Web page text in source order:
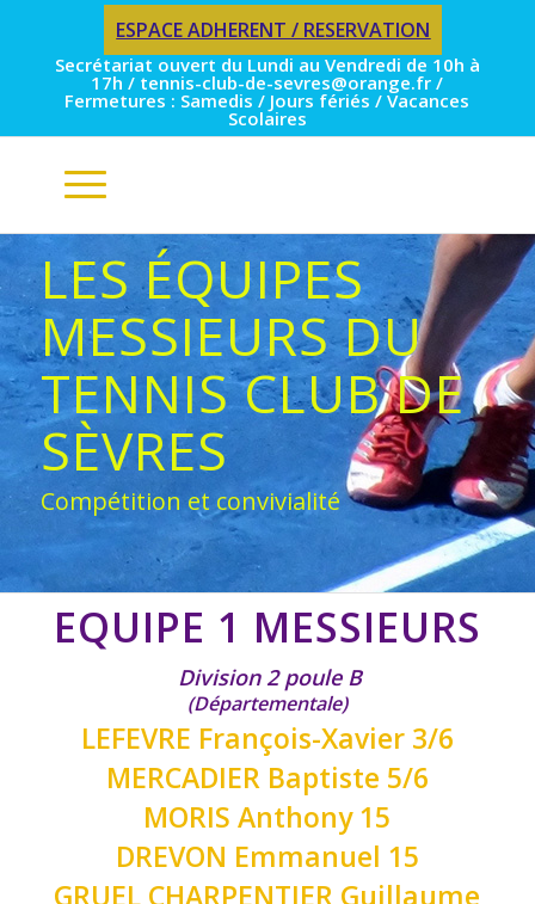
ESPACE ADHERENT / RESERVATION
Secrétariat ouvert du Lundi au Vendredi de 10h à
17h / tennis-club-de-sevres@orange.fr /
Fermetures : Samedis / Jours fériés / Vacances
Scolaires
LES ÉQUIPES
MESSIEURS DU
TENNIS CLUB DE
SÈVRES
Compétition et convivialité
EQUIPE 1 MESSIEURS
Division 2 poule B
(Départementale)
LEFEVRE François-Xavier 3/6
MERCADIER Baptiste 5/6
MORIS Anthony 15
DREVON Emmanuel 15
GRUEL CHARPENTIER Guillaume